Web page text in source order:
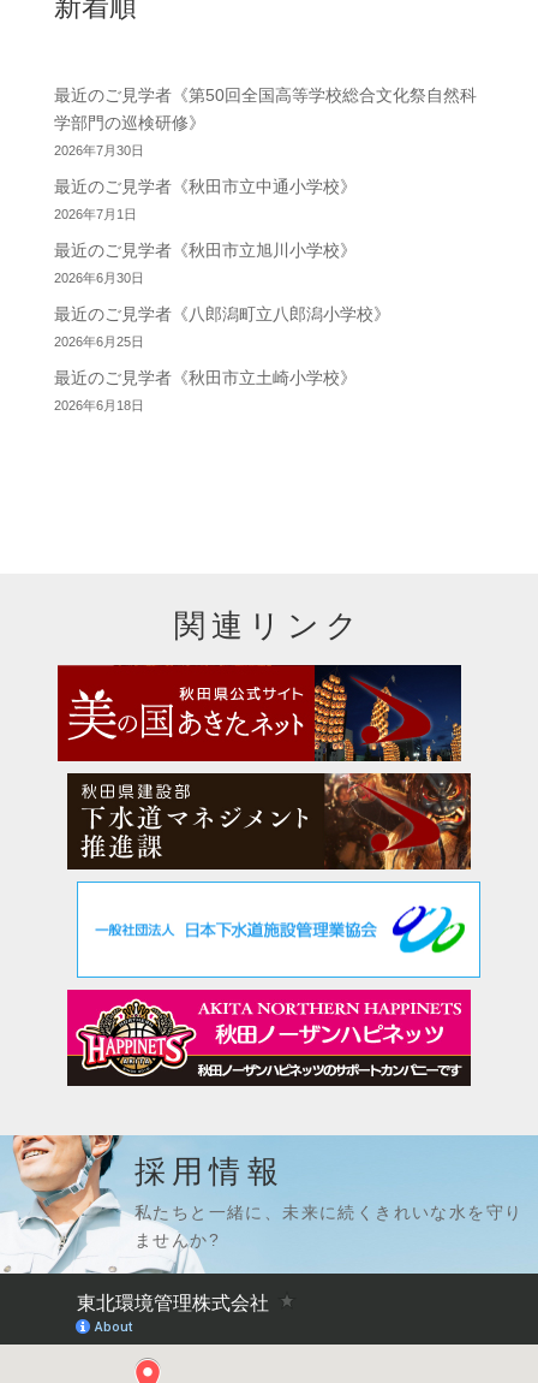
最近のご見学者《第50回全国高等学校総合文化祭自然科
学部門の巡検研修》
2026年7月30日
最近のご見学者《秋田市立中通小学校》
2026年7月1日
最近のご見学者《秋田市立旭川小学校》
2026年6月30日
最近のご見学者《八郎潟町立八郎潟小学校》
2026年6月25日
最近のご見学者《秋田市立土崎小学校》
2026年6月18日
関連リンク
採用情報
私たちと一緒に、未来に続くきれいな水を守り
ませんか?